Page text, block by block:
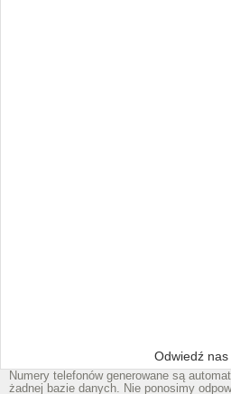
Odwiedź nas
Numery telefonów generowane są
żadnej bazie danych. Nie ponosimy